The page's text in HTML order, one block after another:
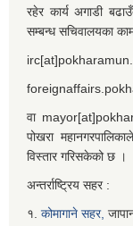
रहेर कार्य अगाडी
सम्बन्ध सचिवालयका
वा
पोखरा
विस्तार गरिसकेको छ ।
अन्तर्राष्ट्रिय सहर :
१. कोमागाने सहर,